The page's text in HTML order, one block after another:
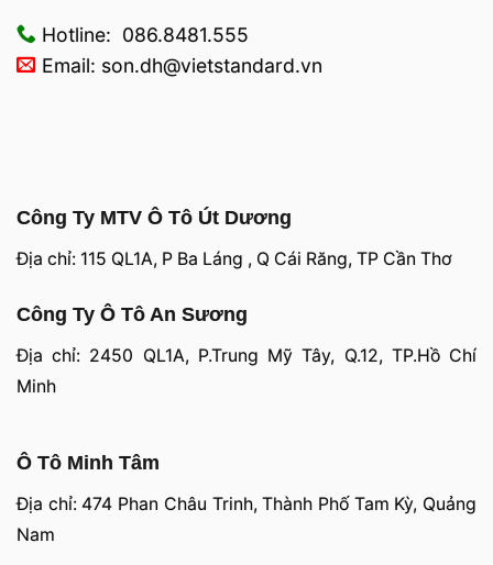
Hotline: 086.8481.555
Email: son.dh@vietstandard.vn
Công Ty MTV Ô Tô Út Dương
Địa chỉ: 115 QL1A, P Ba Láng , Q Cái Răng, TP Cần Thơ
Công Ty Ô Tô An Sương
Địa chỉ: 2450 QL1A, P.Trung Mỹ Tây, Q.12, TP.Hồ Chí
Minh
Ô Tô Minh Tâm
Địa chỉ: 474 Phan Châu Trinh, Thành Phố Tam Kỳ, Quảng
Nam